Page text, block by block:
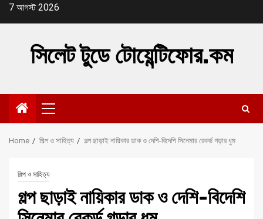
Skip7 আগস্ট 2026
সিলেট টুডে টোয়েন্টিফোর.কম
Primary
Menu
Home শিল্প ও সাহিত্য গল্প ছাড়াই নায়িকার ডাক ও দেশি-বিদেশি সিনেমার রেকর্ড গড়ার ধুম
শিল্প ও সাহিত্য
গল্প ছাড়াই নায়িকার ডাক ও দেশি-বিদেশি